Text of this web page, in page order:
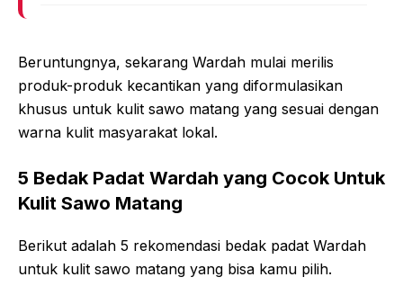
Beruntungnya, sekarang Wardah mulai merilis
produk-produk kecantikan yang diformulasikan
khusus untuk kulit sawo matang yang sesuai dengan
warna kulit masyarakat lokal.
5 Bedak Padat Wardah yang Cocok Untuk
Kulit Sawo Matang
Berikut adalah 5 rekomendasi bedak padat Wardah
untuk kulit sawo matang yang bisa kamu pilih.